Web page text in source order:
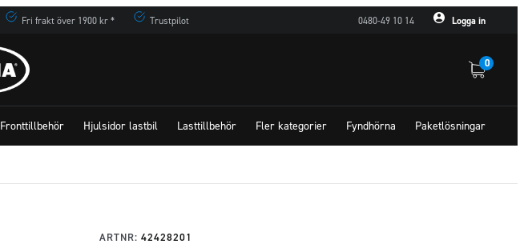
Fri frakt över 1900 kr * Trustpilot 0480-49 10 14 Logga in
0
Fronttillbehör Hjulsidor lastbil Lasttillbehör Fler kategorier Fyndhörna Paketlösningar
ARTNR:42428201